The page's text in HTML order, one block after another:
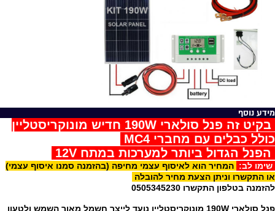
מידע נוסף
בקיט זה פנל סולארי 190W חדיש מונוקריסטליין
כולל כבלים עם מחברי MC4
הפנל הגדול ביותר למערכות במתח 12V
שימו לב: המחיר הוא לאיסוף עצמי מחיפה (בהזמנה סמנו איסוף עצמי)
או התקשרו וניתן הצעת מחיר להובלה
להזמנה בטלפון התקשרו 0505345230
פנל סולארי 190W מונוקריסטליין נועד לייצר חשמל מאור השמש ולטעון